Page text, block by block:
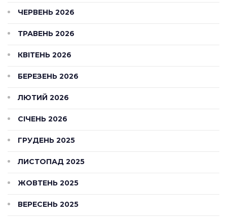
ЧЕРВЕНЬ 2026
ТРАВЕНЬ 2026
КВІТЕНЬ 2026
БЕРЕЗЕНЬ 2026
ЛЮТИЙ 2026
СІЧЕНЬ 2026
ГРУДЕНЬ 2025
ЛИСТОПАД 2025
ЖОВТЕНЬ 2025
ВЕРЕСЕНЬ 2025